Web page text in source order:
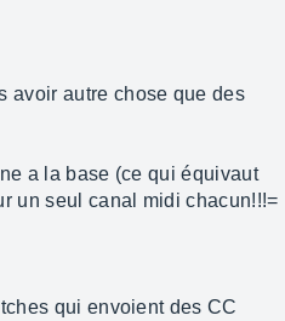
avoir autre chose que des
a la base (ce qui équivaut
un seul canal midi chacun!!!=
qui envoient des CC